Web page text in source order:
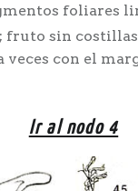
foliares
sin
veces con el
Ir al nodo 4